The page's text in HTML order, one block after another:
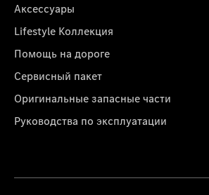
Аксессуары
Lifestyle Коллекция
Помощь на дороге
Сервисный пакет
Оригинальные запасные части
Руководства по эксплуатации